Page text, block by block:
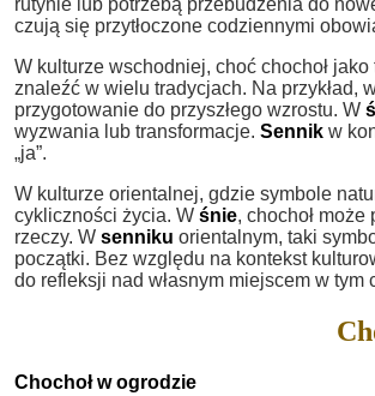
czują się przytłoczone codziennymi
W kulturze wschodniej, choć chochoł
znaleźć w wielu tradycjach. Na przykład,
przygotowanie do przyszłego wzrostu. W
wyzwania lub transformacje. Sennik w
„ja”.
W kulturze orientalnej, gdzie symbole
cykliczności życia. W śnie, chochoł
rzeczy. W senniku orientalnym, taki
początki. Bez względu na kontekst
do refleksji nad własnym miejscem w tym
Chochoł w ogrodzie